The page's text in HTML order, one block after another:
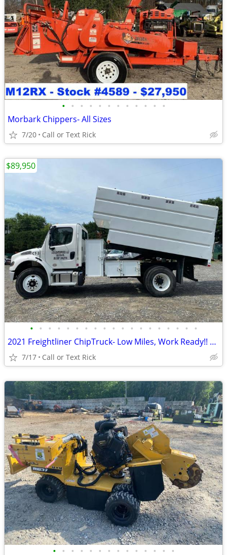
• • • • • • • • • • • •
Morbark Chippers- All Sizes
7/20 Call or Text Rick
• • • • • • • • • • • • • • • • • • •
2021 Freightliner ChipTruck- Low Miles, Work Ready!! #4967
7/17 Call or Text Rick
$89,950
• • • • • • • • • • • • • •